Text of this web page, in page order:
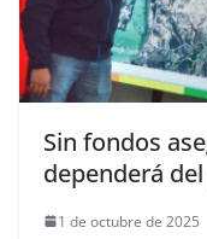
Sin fondos
dependerá
1 de octubre de 2025